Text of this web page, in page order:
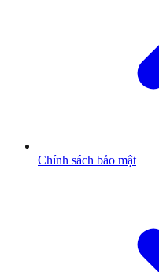
Chính sách bảo mật